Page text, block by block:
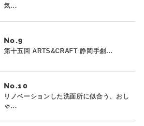
気...
No.
第十五回 ARTS&CRAFT 静岡手創...
No.
リノベーションした洗面所に似合う、おし
ゃ...